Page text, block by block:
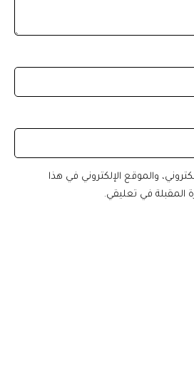
والموقع الإلكتروني في هذا
المقبلة في تعليقي.